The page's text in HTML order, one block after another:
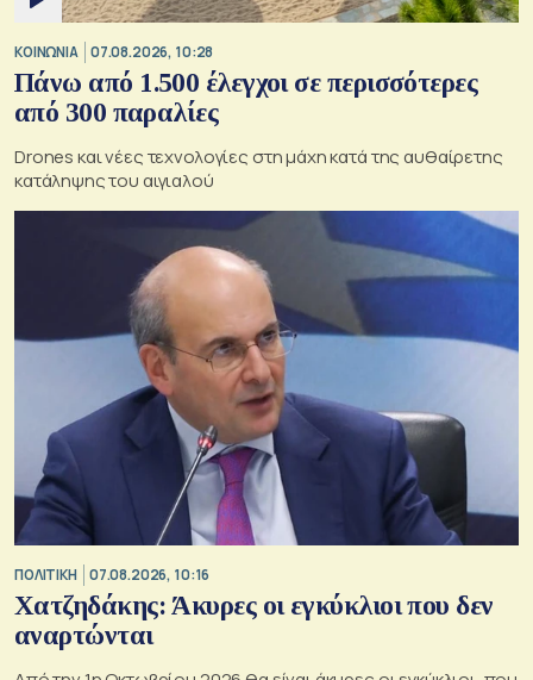
ΚΟΙΝΩΝΙΑ 07.08.2026, 10:28
Πάνω από 1.500 έλεγχοι σε περισσότερες
από 300 παραλίες
Drones και νέες τεχνολογίες στη μάχη κατά της αυθαίρετης
κατάληψης του αιγιαλού
ΠΟΛΙΤΙΚΗ 07.08.2026, 10:16
Χατζηδάκης: Άκυρες οι εγκύκλιοι που δεν
αναρτώνται